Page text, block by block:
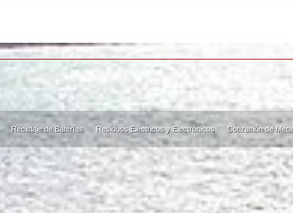
Reciclaje de Baterías Residuos Eléctricos y Electrónicos Cotización de